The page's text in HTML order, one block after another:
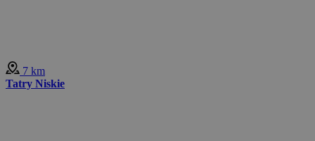
7 km
Tatry Niskie